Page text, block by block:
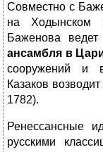
Совместно с
на Ходынском
Баженова ведет
ансамбля в
сооружений и
Казаков возводит
1782).
Ренессансные
русскими